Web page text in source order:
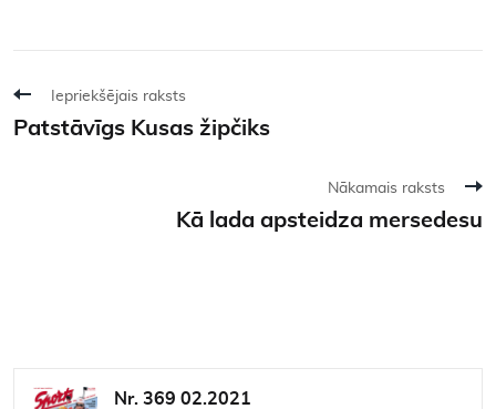
Iepriekšējais raksts
Patstāvīgs Kusas žipčiks
Nākamais raksts
Kā lada apsteidza mersedesu
Nr. 369 02.2021